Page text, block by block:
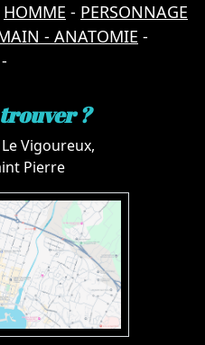
HOMME - PERSONNAGE
- ANATOMIE -
-
?
Vigoureux,
Pierre